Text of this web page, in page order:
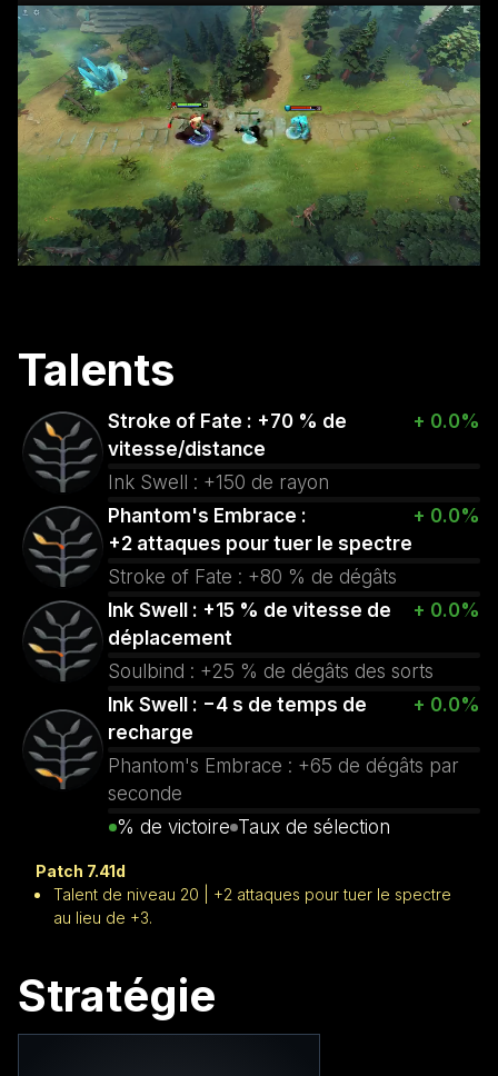
Talents
Stroke of Fate : +70 % de
vitesse/distance
+ 0.0%
Ink Swell : +150 de rayon
Phantom's Embrace :
+2 attaques pour tuer le spectre
+ 0.0%
Stroke of Fate : +80 % de dégâts
Ink Swell : +15 % de vitesse de
déplacement
+ 0.0%
Soulbind : +25 % de dégâts des sorts
Ink Swell : −4 s de temps de
recharge
+ 0.0%
Phantom's Embrace : +65 de dégâts par
seconde
% de victoire Taux de sélection
Patch 7.41d
Talent de niveau 20 | +2 attaques pour tuer le spectre
au lieu de +3.
Stratégie